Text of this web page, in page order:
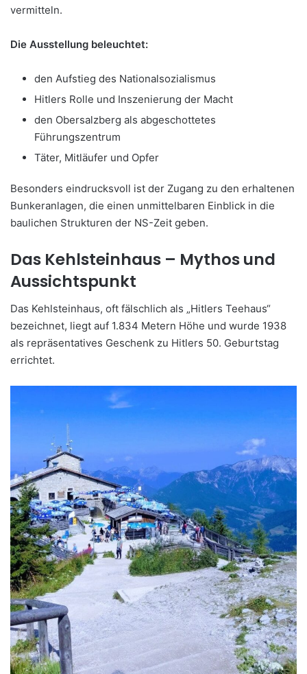
vermitteln.
Die Ausstellung beleuchtet:
den Aufstieg des Nationalsozialismus
Hitlers Rolle und Inszenierung der Macht
den Obersalzberg als abgeschottetes
Führungszentrum
Täter, Mitläufer und Opfer
Besonders eindrucksvoll ist der Zugang zu den erhaltenen
Bunkeranlagen, die einen unmittelbaren Einblick in die
baulichen Strukturen der NS-Zeit geben.
Das Kehlsteinhaus – Mythos und
Aussichtspunkt
Das Kehlsteinhaus, oft fälschlich als „Hitlers Teehaus“
bezeichnet, liegt auf 1.834 Metern Höhe und wurde 1938
als repräsentatives Geschenk zu Hitlers 50. Geburtstag
errichtet.